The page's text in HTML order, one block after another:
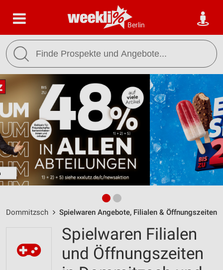
Berlin
Dommitzsch Spielwaren Angebote, Filialen & Öffnungszeiten
Spielwaren Filialen
und Öffnungszeiten